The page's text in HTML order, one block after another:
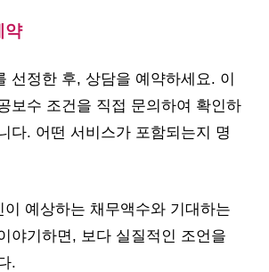
약
선정한 후, 상담을 예약하세요. 이
보수 조건을 직접 문의하여 확인하
다. 어떤 서비스가 포함되는지 명
이 예상하는 채무액수와 기대하는
야기하면, 보다 실질적인 조언을
.